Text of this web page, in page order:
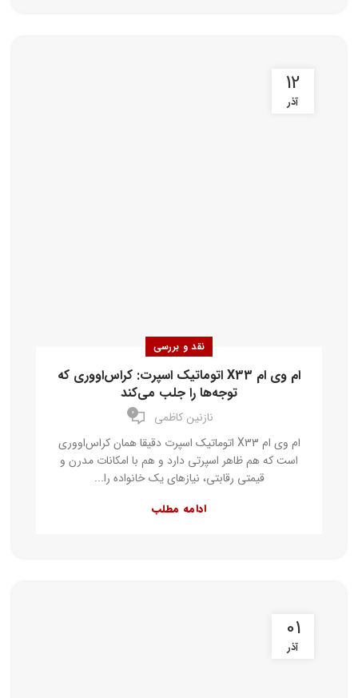
12
آذر
نقد و بررسی
ام وی ام X33 اتوماتیک اسپرت: کراس‌اووری که
توجه‌ها را جلب می‌کند
نازنین کاظمی ۰
ام وی ام X33 اتوماتیک اسپرت دقیقا همان کراس‌اووری
است که هم ظاهر اسپرتی دارد و هم با امکانات مدرن و
قیمتی رقابتی، نیازهای یک خانواده را...
ادامه مطلب
01
آذر